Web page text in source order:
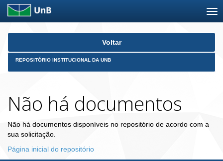
Skip
Voltar
REPOSITÓRIO INSTITUCIONAL DA UNB
Não há documentos
Não há documentos disponíveis no repositório de acordo com a
sua solicitação.
Página inicial do repositório